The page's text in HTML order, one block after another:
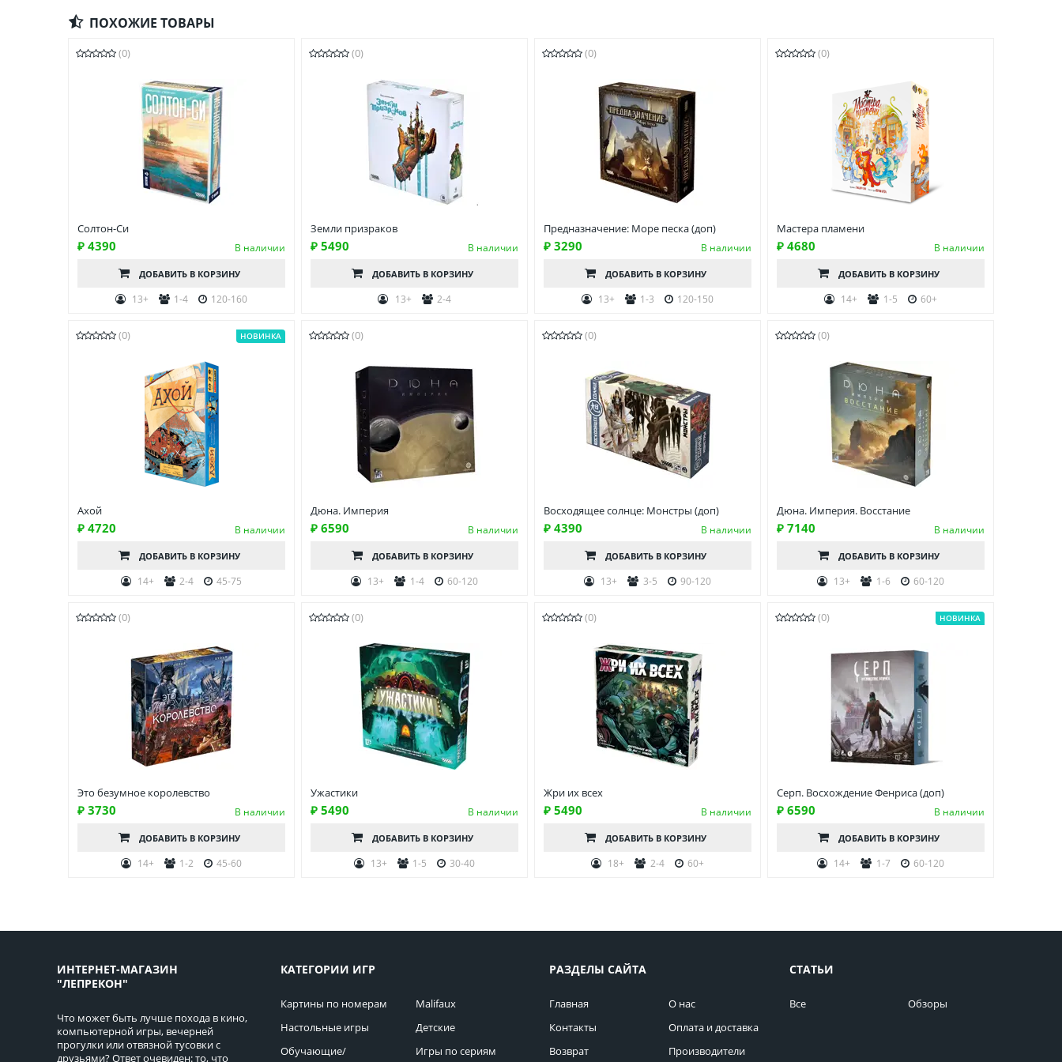
ПОХОЖИЕ ТОВАРЫ
(0)
Солтон-Си
₽ 4390 В наличии
ДОБАВИТЬ В КОРЗИНУ
13+ 1-4 120-160
(0)
Земли призраков
₽ 5490 В наличии
ДОБАВИТЬ В КОРЗИНУ
13+ 2-4
(0)
Предназначение: Море песка (доп)
₽ 3290 В наличии
ДОБАВИТЬ В КОРЗИНУ
13+ 1-3 120-150
(0)
Мастера пламени
₽ 4680 В наличии
ДОБАВИТЬ В КОРЗИНУ
14+ 1-5 60+
(0) НОВИНКА
Ахой
₽ 4720 В наличии
ДОБАВИТЬ В КОРЗИНУ
14+ 2-4 45-75
(0)
Дюна. Империя
₽ 6590 В наличии
ДОБАВИТЬ В КОРЗИНУ
13+ 1-4 60-120
(0)
Восходящее солнце: Монстры (доп)
₽ 4390 В наличии
ДОБАВИТЬ В КОРЗИНУ
13+ 3-5 90-120
(0)
Дюна. Империя. Восстание
₽ 7140 В наличии
ДОБАВИТЬ В КОРЗИНУ
13+ 1-6 60-120
(0)
Это безумное королевство
₽ 3730 В наличии
ДОБАВИТЬ В КОРЗИНУ
14+ 1-2 45-60
(0)
Ужастики
₽ 5490 В наличии
ДОБАВИТЬ В КОРЗИНУ
13+ 1-5 30-40
(0)
Жри их всех
₽ 5490 В наличии
ДОБАВИТЬ В КОРЗИНУ
18+ 2-4 60+
(0) НОВИНКА
Серп. Восхождение Фенриса (доп)
₽ 6590 В наличии
ДОБАВИТЬ В КОРЗИНУ
14+ 1-7 60-120
ИНТЕРНЕТ-МАГАЗИН
"ЛЕПРЕКОН"
Что может быть лучше похода в кино,
компьютерной игры, вечерней
прогулки или отвязной тусовки с
друзьями? Ответ очевиден: то, что
КАТЕГОРИИ ИГР
Картины по номерам
Malifaux
Настольные игры
Детские
Обучающие/
Игры по сериям
РАЗДЕЛЫ САЙТА
Главная
О нас
Контакты
Оплата и доставка
Возврат
Производители
СТАТЬИ
Все Обзоры